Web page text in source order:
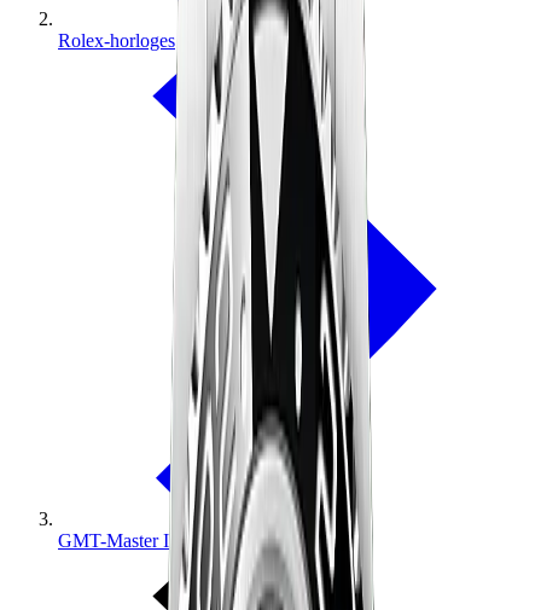
Rolex-horloges
GMT-Master II